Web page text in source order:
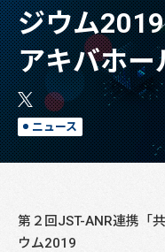
ジウム
アキバホー
ニュース
第２回JST-ANR連携「
ウム2019